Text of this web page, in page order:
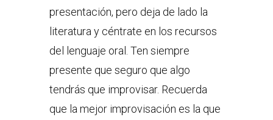
presentación, pero deja de lado la
literatura y céntrate en los recursos
del lenguaje oral. Ten siempre
presente que seguro que algo
tendrás que improvisar. Recuerda
que la mejor improvisación es la que